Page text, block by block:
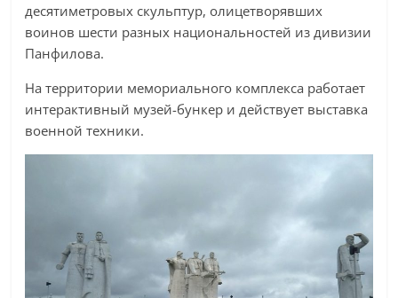
десятиметровых скульптур, олицетворявших
воинов шести разных национальностей из дивизии
Панфилова.
На территории мемориального комплекса работает
интерактивный музей-бункер и действует выставка
военной техники.